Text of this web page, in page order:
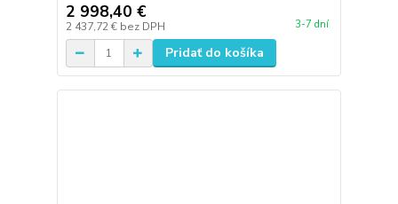
2 998,40 €
2 437,72 € bez DPH 3-7 dní
Pridať do košíka